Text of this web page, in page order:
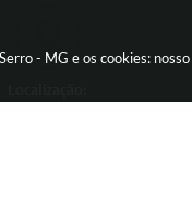
- MG e os cookies: